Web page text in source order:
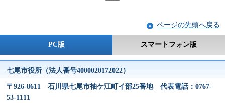
ページの先頭へ戻る
PC版 スマートフォン版
七尾市役所（法人番号4000020172022）
〒926-8611 石川県七尾市袖ケ江町イ部25番地 代表電話：0767-
53-1111